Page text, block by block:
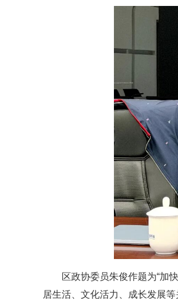
区政协委员朱俊作题为“加
居生活、文化活力、成长发展